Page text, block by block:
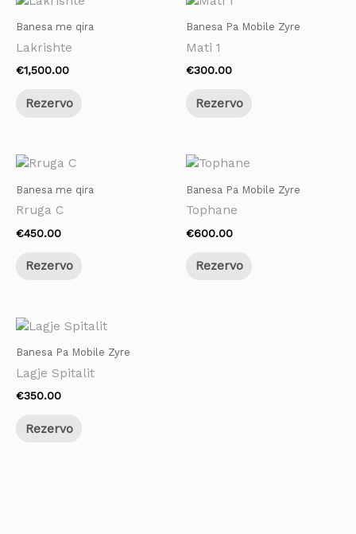
Banesa me qira
Lakrishte
€1,500.00
Rezervo
Banesa Pa Mobile Zyre
Mati 1
€300.00
Rezervo
Banesa me qira
Rruga C
€450.00
Rezervo
Banesa Pa Mobile Zyre
Tophane
€600.00
Rezervo
Banesa Pa Mobile Zyre
Lagje Spitalit
€350.00
Rezervo